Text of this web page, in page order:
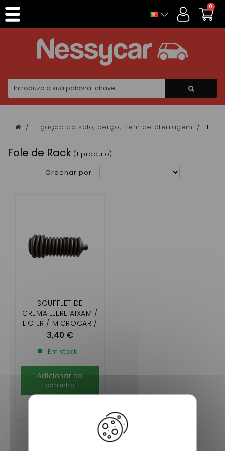
0
Ligação ao solo, berço, trem de aterragem Fole
Fole de Rack (1 produto)
Ordenar por
SOUFFLET DE
CREMAILLERE AIXAM /
LIGIER / MICROCAR /
JDM / CHATENET /
3,40 €
Em stock
Adicionar ao
carrinho
Painel de Gerenciamento de Cookies